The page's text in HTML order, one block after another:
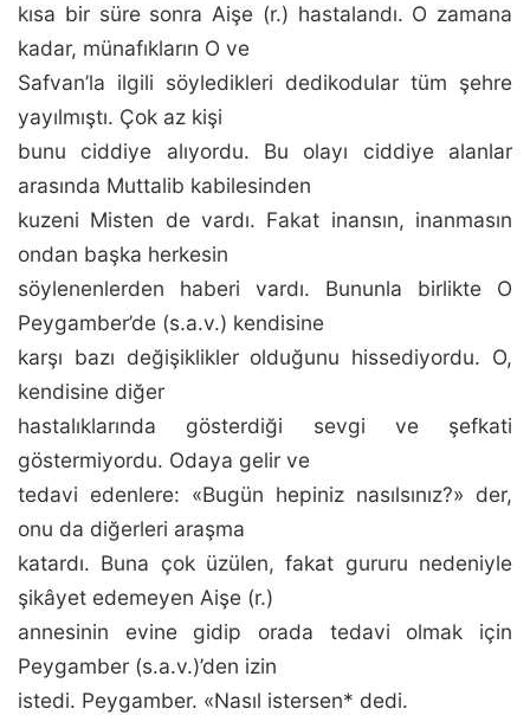
kısa bir süre sonra Aişe (r.) hastalandı. O zamana
kadar, münafıkların O ve
Safvan’la ilgili söyledikleri dedikodular tüm şehre
yayılmıştı. Çok az kişi
bunu ciddiye alıyordu. Bu olayı ciddiye alanlar
arasın­da Muttalib kabilesinden
kuzeni Misten de vardı. Fakat inansın, inanmasın
ondan başka herkesin
söylenenlerden haberi vardı. Bununla birlikte O
Peygamber’de (s.a.v.) ken­disine
karşı bazı değişiklikler olduğunu hissediyordu. O,
kendisine diğer
hastalıklarında gösterdiği sevgi ve şefkati
göstermiyordu. Odaya gelir ve
tedavi edenlere: «Bugün hepiniz nasılsınız?» der,
onu da diğerleri araşma
katardı. Buna çok üzülen, fakat gururu nedeniyle
şikâyet edeme­yen Aişe (r.)
annesinin evine gidip orada tedavi olmak için
Peygamber (s.a.v.)’den izin
istedi. Peygamber. «Nasıl is­tersen* dedi.